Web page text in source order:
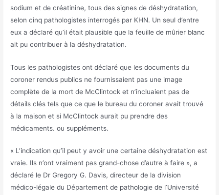
sodium et de créatinine, tous des signes de déshydratation,
selon cinq pathologistes interrogés par KHN. Un seul d’entre
eux a déclaré qu’il était plausible que la feuille de mûrier blanc
ait pu contribuer à la déshydratation.
Tous les pathologistes ont déclaré que les documents du
coroner rendus publics ne fournissaient pas une image
complète de la mort de McClintock et n’incluaient pas de
détails clés tels que ce que le bureau du coroner avait trouvé
à la maison et si McClintock aurait pu prendre des
médicaments. ou suppléments.
« L’indication qu’il peut y avoir une certaine déshydratation est
vraie. Ils n’ont vraiment pas grand-chose d’autre à faire », a
déclaré le Dr Gregory G. Davis, directeur de la division
médico-légale du Département de pathologie de l’Université